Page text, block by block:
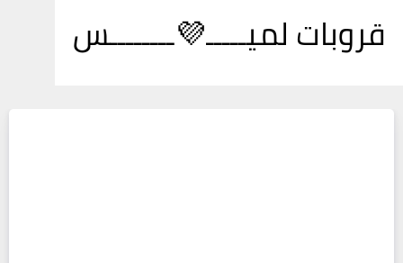
قروبات لميـــــ💜ــــــــس